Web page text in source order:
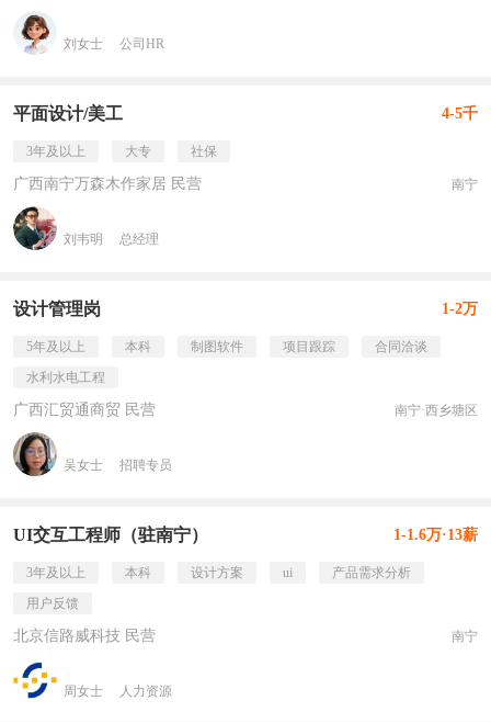
刘女士 公司HR
平面设计/美工 4-5千
3年及以上 大专 社保
广西南宁万森木作家居 民营 南宁
刘韦明 总经理
设计管理岗 1-2万
5年及以上 本科 制图软件 项目跟踪
合同洽谈
水利水电工程
广西汇贸通商贸 民营 南宁·西乡塘区
吴女士 招聘专员
UI交互工程师（驻南宁） 1-1.6万·13薪
3年及以上 本科 设计方案 ui
产品需求分析
用户反馈
北京信路威科技 民营 南宁
周女士 人力资源